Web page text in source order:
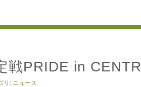
戦PRIDE in
リ: ニュース